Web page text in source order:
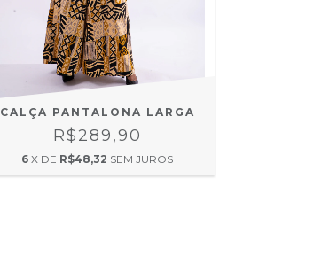
CALÇA PANTALONA LARGA
R$289,90
6 X DE R$48,32 SEM JUROS